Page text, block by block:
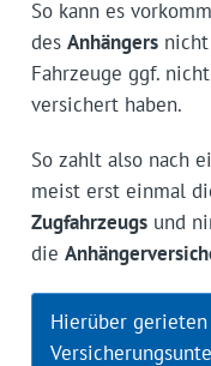
So kann es
des Anhängersnicht
Fahrzeuge ggf.
versichert haben.
So zahlt also nach
meist erst einmal
Zugfahrzeugsund
die
Hierüber